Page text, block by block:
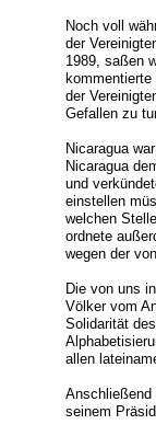
Noch voll
der
1989, saßen
der
Gefallen zu
Nicaragua
Nicaragua
und
einstellen
welchen
ordnete
wegen der
Die von uns
Völker vom
Solidarität
allen
Anschließend
seinem